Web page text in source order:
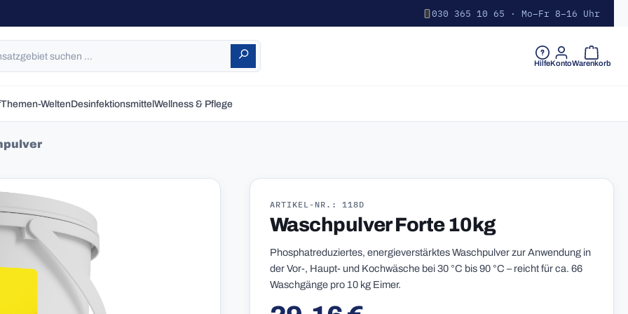
030 365 10 65 · Mo–Fr 8–16 Uhr
HilfeKontoWarenkorb
Themen-WeltenDesinfektionsmittelWellness & Pflege
ARTIKEL-NR.: 118D
Waschpulver Forte 10kg
Phosphatreduziertes, energieverstärktes Waschpulver zur Anwendung in
der Vor-, Haupt- und Kochwäsche bei 30 °C bis 90 °C – reicht für ca. 66
Waschgänge pro 10 kg Eimer.
Regulärer Preis: